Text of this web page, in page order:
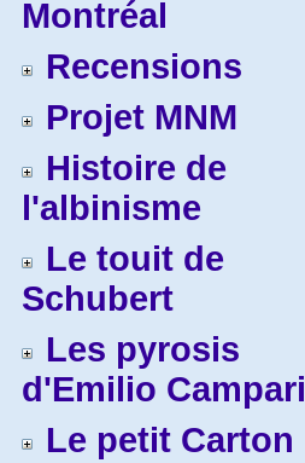
Montréal
Recensions
Projet MNM
Histoire de
l'albinisme
Le touit de
Schubert
Les pyrosis
d'Emilio Campari
Le petit Carton